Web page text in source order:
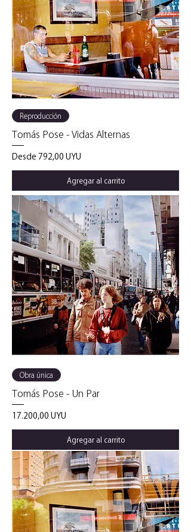
Reproducción
Tomás Pose - Vidas Alternas
Desde 792,00 UYU
Precio de oferta
Agregar al carrito
Obra única
Tomás Pose - Un Par
Precio
17.200,00 UYU
Agregar al carrito